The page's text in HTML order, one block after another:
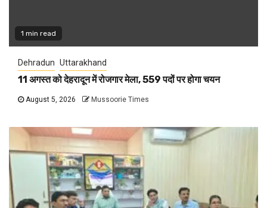
1 min read
Dehradun Uttarakhand
11 अगस्त को देहरादून में रोजगार मेला, 559 पदों पर होगा चयन
August 5, 2026 Mussoorie Times